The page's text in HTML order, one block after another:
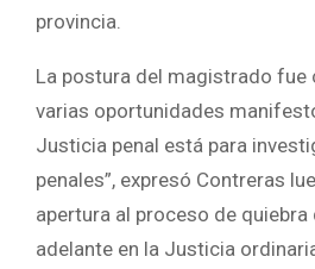
provincia.
La postura del magistrado fue
varias oportunidades
Justicia penal está para
penales”, expresó Contreras
apertura al proceso de quiebra
adelante en la Justicia